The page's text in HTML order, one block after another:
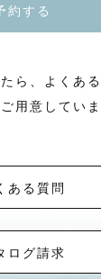
約する
ら、よくあ
用意してい
ある質問
ログ請求